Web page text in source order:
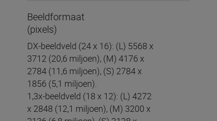
Beeldformaat
(pixels)
DX-beeldveld (24 x 16): (L) 5568 x
3712 (20,6 miljoen), (M) 4176 x
2784 (11,6 miljoen), (S) 2784 x
1856 (5,1 miljoen).
1,3x-beeldveld (18 x 12): (L) 4272
x 2848 (12,1 miljoen), (M) 3200 x